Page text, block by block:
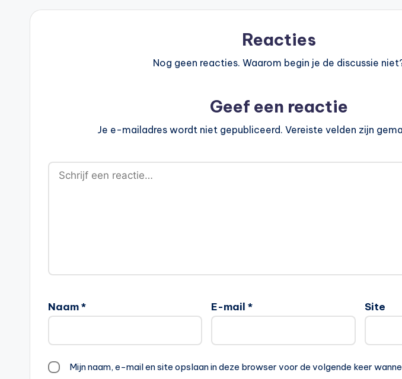
Reacties
Nog geen reacties. Waarom begin je de discussie
Geef een reactie
Je e-mailadres wordt niet gepubliceerd. Vereiste velden zijn
Naam* E-mail * Site
Mijn naam, e-mail en site opslaan in deze browser voor de volgende keer